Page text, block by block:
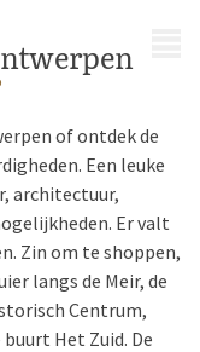
of ontdek de
Een leuke
architectuur,
Er valt
Zin om te shoppen,
langs de Meir, de
Centrum,
Het Zuid. De